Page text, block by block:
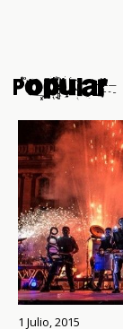
Popular
1 Julio, 2015